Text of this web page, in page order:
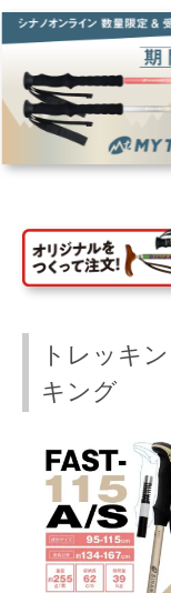
トレッキ
キング